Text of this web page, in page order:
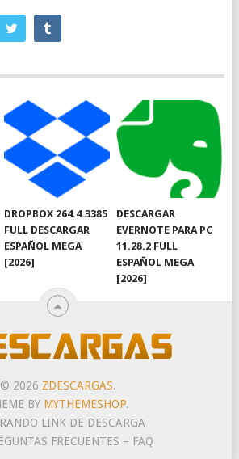
DROPBOX 264.4.3385
FULL DESCARGAR
ESPAÑOL MEGA
[2026]
DESCARGAR
EVERNOTE PARA PC
11.28.2 FULL
ESPAÑOL MEGA
[2026]
© 2026 ZDESCARGAS.
BY MYTHEMESHOP.
LINK DE DESCARGA
FRECUENTES – FAQ